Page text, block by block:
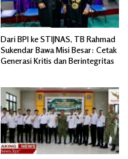
Dari BPI ke STIJNAS, TB Rahmad
Sukendar Bawa Misi Besar: Cetak
Generasi Kritis dan Berintegritas